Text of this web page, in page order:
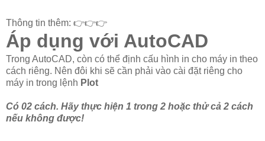
Thông tin thêm: 👉👉👉
Áp dụng với AutoCAD
Trong AutoCAD, còn có thể định cấu hình in cho máy in theo
cách riêng. Nên đôi khi sẽ cần phải vào cài đặt riêng cho
máy in trong lệnh Plot
Có 02 cách. Hãy thực hiện 1 trong 2 hoặc thử cả 2 cách
nếu không được!